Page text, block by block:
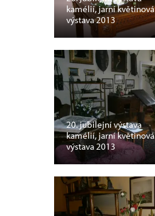
kamélií, jarní květinová
výstava 2013
20. jubilejní výstava
kamélií, jarní květinová
výstava 2013